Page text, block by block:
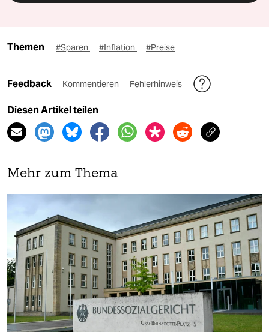
Themen #Sparen #Inflation #Preise
Feedback Kommentieren Fehlerhinweis
Diesen Artikel teilen
Mehr zum Thema